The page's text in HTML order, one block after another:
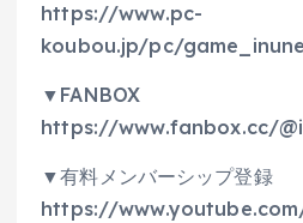
https://www.pc-
koubou.jp/pc/
▼FANBOX
https://www.fanbox.cc/
▼有料メンバーシップ登録
https://